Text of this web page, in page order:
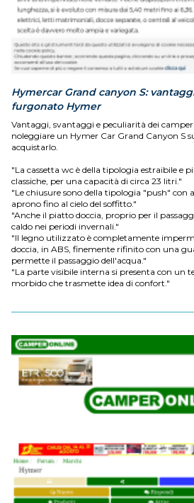
Hymercar Grand canyon S:
furgonato Hymer
Vantaggi, svantaggi e peculiarità dei
noleggiare un Hymer Car Grand Canyon S
acquistarlo.
"La cassetta wc è della tipologia estraibile e
classiche, per una capacità di circa 23 litri."
"Le chiusure sono della tipologia "push"
aprono fino al cielo del soffitto."
"Anche il piatto doccia, proprio per il
caldo nei periodi invernali."
"Il legno utilizzato è completamente
doccia, in ABS, finemente rifinito con una
permette il passaggio dell'acqua."
"La parte visibile interna si presenta con un
morbido che trasmette idea di confort."